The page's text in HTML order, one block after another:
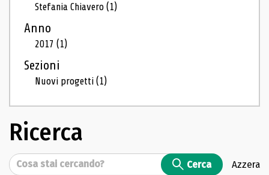
Stefania Chiavero(1)
Anno
2017(1)
Sezioni
Nuovi progetti(1)
Ricerca
Cerca Cerca Azzera